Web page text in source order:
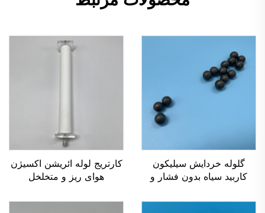
گلوله خردایش سیلیکون
کاربید سیاه بدون فشار و
کارتریج لوله ائریشن اکسیژن
هوای ریز و متخلخل